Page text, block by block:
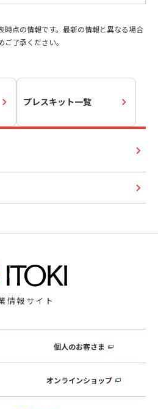
時点の情報です。最新の情報と異なる場合
了承ください。
プレスキット一覧
情報サイト
個人のお客さま
オンラインショップ